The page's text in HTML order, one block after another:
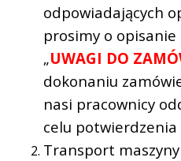
odpowiadających
prosimy o
„UWAGI DO
dokonaniu
nasi pracownicy
celu potwierdzenia
Transport